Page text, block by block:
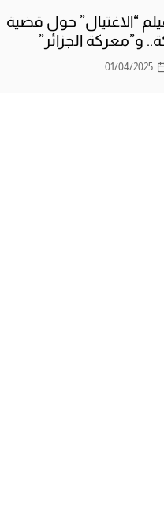
“الاغتيال” حول قضية
و”معركة الجزائر”
01/04/2025